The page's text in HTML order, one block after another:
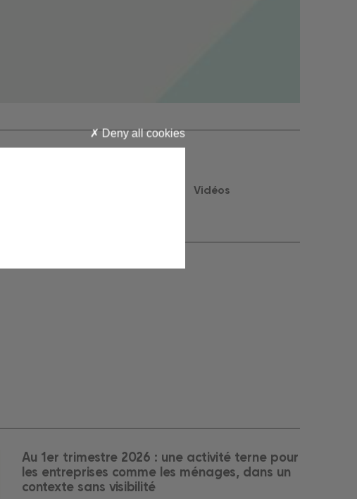
Vidéos
Au 1er trimestre 2026 : une activité terne pour
les entreprises comme les ménages, dans un
contexte sans visibilité
Deny all cookies